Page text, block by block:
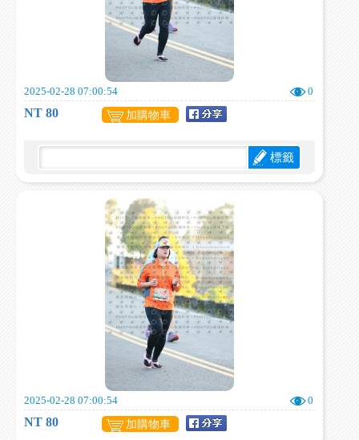
2025-02-28 07:00:54 0
NT 80 加購物車
標籤
2025-02-28 07:00:54 0
NT 80 加購物車